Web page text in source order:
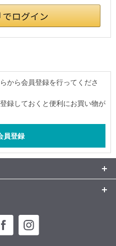
から会員登録を行ってくださ
録しておくと便利にお買い物が